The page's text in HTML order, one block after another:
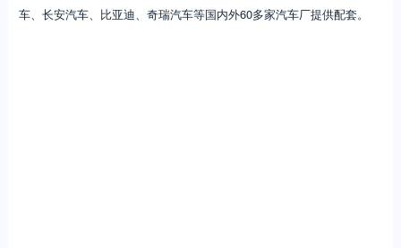
车、长安汽车、比亚迪、奇瑞汽车等国内外60多家汽车厂提供配套。